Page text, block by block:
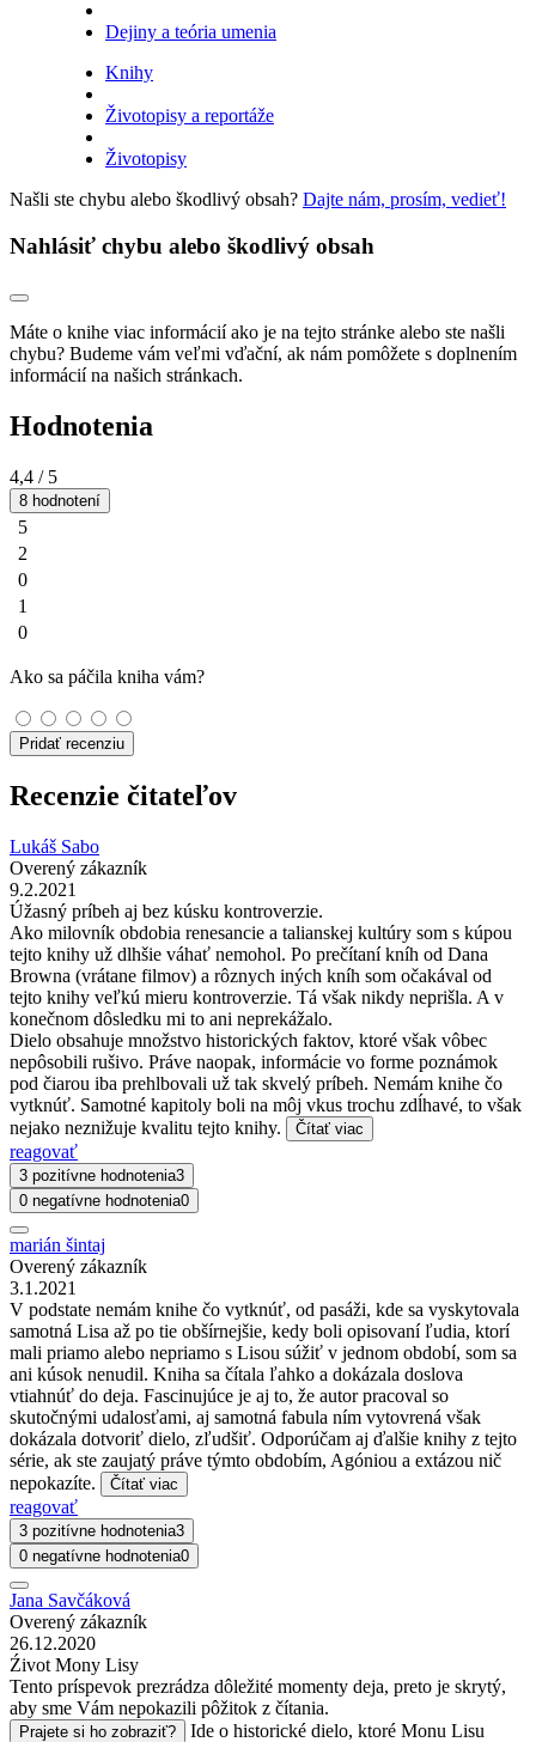
Dejiny a teória umenia
Knihy
Životopisy a reportáže
Životopisy
Našli ste chybu alebo škodlivý obsah? Dajte nám, prosím, vedieť!
Nahlásiť chybu alebo škodlivý obsah
Máte o knihe viac informácií ako je na tejto stránke alebo ste našli
chybu? Budeme vám veľmi vďační, ak nám pomôžete s doplnením
informácií na našich stránkach.
Hodnotenia
4,4 / 5
8 hodnotení
5
2
0
1
0
Ako sa páčila kniha vám?
Pridať recenziu
Recenzie čitateľov
Lukáš Sabo
Overený zákazník
9.2.2021
Úžasný príbeh aj bez kúsku kontroverzie.
Ako milovník obdobia renesancie a talianskej kultúry som s kúpou
tejto knihy už dlhšie váhať nemohol. Po prečítaní kníh od Dana
Browna (vrátane filmov) a rôznych iných kníh som očakával od
tejto knihy veľkú mieru kontroverzie. Tá však nikdy neprišla. A v
konečnom dôsledku mi to ani neprekážalo.
Dielo obsahuje množstvo historických faktov, ktoré však vôbec
nepôsobili rušivo. Práve naopak, informácie vo forme poznámok
pod čiarou iba prehlbovali už tak skvelý príbeh. Nemám knihe čo
vytknúť. Samotné kapitoly boli na môj vkus trochu zdĺhavé, to však
nejako neznižuje kvalitu tejto knihy.
Čítať viac
reagovať
3 pozitívne hodnotenia3
0 negatívne hodnotenia0
marián šintaj
Overený zákazník
3.1.2021
V podstate nemám knihe čo vytknúť, od pasáži, kde sa vyskytovala
samotná Lisa až po tie obšírnejšie, kedy boli opisovaní ľudia, ktorí
mali priamo alebo nepriamo s Lisou súžiť v jednom období, som sa
ani kúsok nenudil. Kniha sa čítala ľahko a dokázala doslova
vtiahnúť do deja. Fascinujúce je aj to, že autor pracoval so
skutočnými udalosťami, aj samotná fabula ním vytovrená však
dokázala dotvoriť dielo, zľudšiť. Odporúčam aj ďalšie knihy z tejto
série, ak ste zaujatý práve týmto obdobím, Agóniou a extázou nič
nepokazíte.
Čítať viac
reagovať
3 pozitívne hodnotenia3
0 negatívne hodnotenia0
Jana Savčáková
Overený zákazník
26.12.2020
Źivot Mony Lisy
Tento príspevok prezrádza dôležité momenty deja, preto je skrytý,
aby sme Vám nepokazili pôžitok z čítania.
Prajete si ho zobraziť?
Ide o historické dielo, ktoré Monu Lisu